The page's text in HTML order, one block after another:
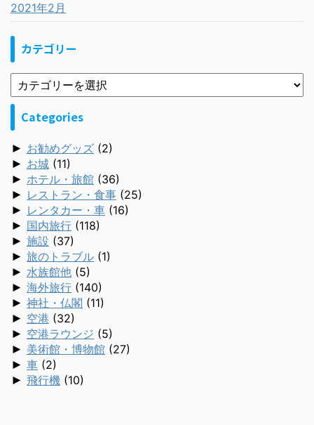
2021年2月
カテゴリー
Categories
► お勧めグッズ (2)
► お城 (11)
► ホテル・旅館 (36)
► レストラン・食事 (25)
► レンタカー・車 (16)
► 国内旅行 (118)
► 施設 (37)
► 旅のトラブル (1)
► 水族館他 (5)
► 海外旅行 (140)
► 神社・仏閣 (11)
► 空港 (32)
► 空港ラウンジ (5)
► 美術館・博物館 (27)
► 車 (2)
► 飛行機 (10)